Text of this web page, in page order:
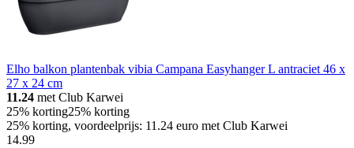
Elho balkon plantenbak vibia Campana Easyhanger L antraciet 46 x
27 x 24 cm
11.24 met Club Karwei
25% korting25% korting
25% korting, voordeelprijs: 11.24 euro met Club Karwei
14.99